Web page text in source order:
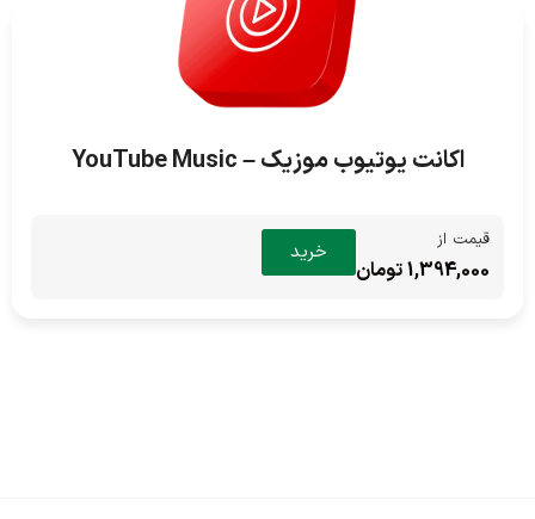
اکانت یوتیوب موزیک – YouTube Music
قیمت از
1,394,000 تومان
خرید